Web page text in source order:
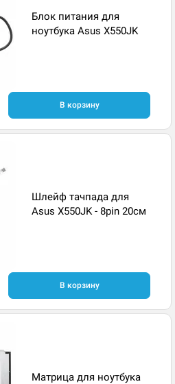
Блок питания для
ноутбука Asus X550JK
В корзину
Шлейф тачпада для
Asus X550JK - 8pin 20см
В корзину
Матрица для ноутбука